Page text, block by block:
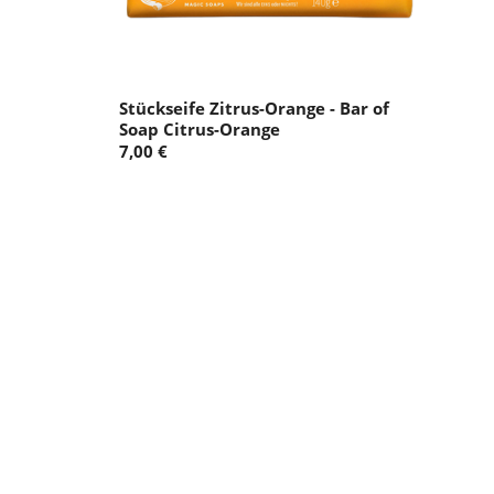
Stückseife Zitrus-Orange - Bar of
Soap Citrus-Orange
7,00 €